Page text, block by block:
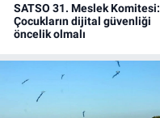
SATSO 31. Meslek Komitesi:
Çocukların dijital güvenliği
öncelik olmalı